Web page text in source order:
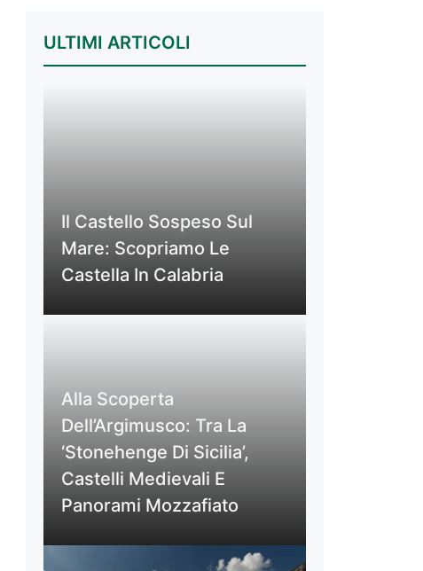
ULTIMI ARTICOLI
Il Castello Sospeso Sul
Mare: Scopriamo Le
Castella In Calabria
Alla Scoperta
Dell’Argimusco: Tra La
‘Stonehenge Di Sicilia’,
Castelli Medievali E
Panorami Mozzafiato